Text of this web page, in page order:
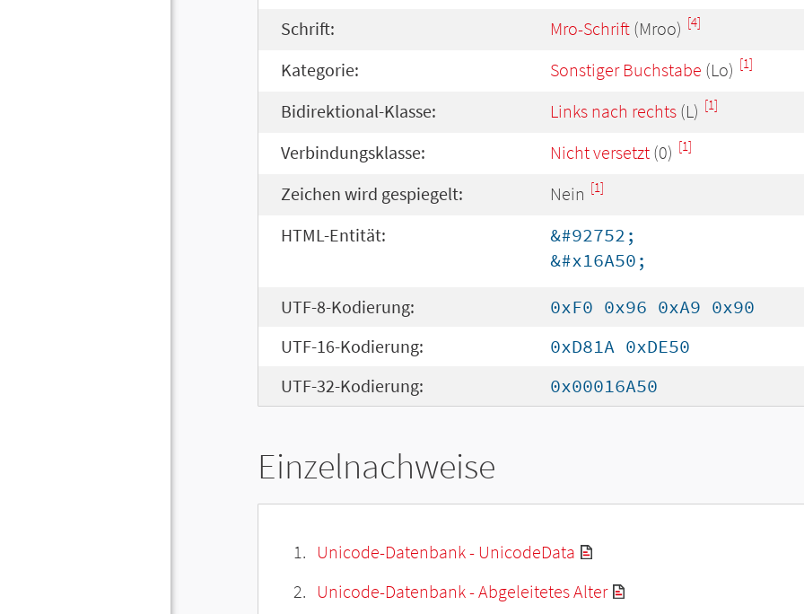
Schrift: Mro-Schrift (Mroo) [4]
Kategorie: Sonstiger Buchstabe (Lo) [1]
Bidirektional-Klasse: Links nach rechts (L) [1]
Verbindungsklasse: Nicht versetzt (0) [1]
Zeichen wird gespiegelt: Nein [1]
HTML-Entität:
&#92752;
&#x16A50;
UTF-8-Kodierung:
0xF0 0x96 0xA9 0x90
UTF-16-Kodierung:
0xD81A 0xDE50
UTF-32-Kodierung:
0x00016A50
Einzelnachweise
Unicode-Datenbank - UnicodeData
Unicode-Datenbank - Abgeleitetes Alter